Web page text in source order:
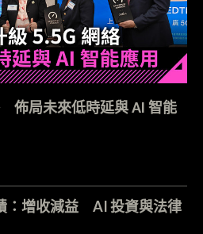
佈局未來低時延與 AI 智能
：增收減益 AI 投資與法律